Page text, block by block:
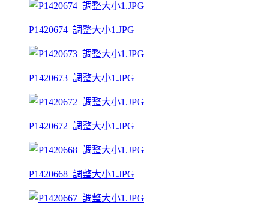
P1420674_調整大小1.JPG
P1420673_調整大小1.JPG
P1420672_調整大小1.JPG
P1420668_調整大小1.JPG